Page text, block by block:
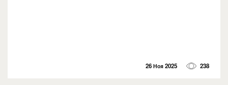
26 Ноя 2025 238